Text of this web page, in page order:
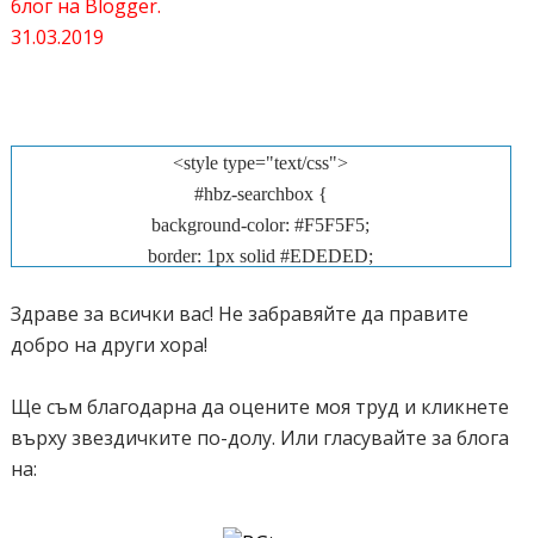
блог на Blogger.
31.03.2019
<style type="text/css">
#hbz-searchbox {
background-color: #F5F5F5;
border: 1px solid #EDEDED;
border-radius: 10px;
margin: 10px auto;
max-width: 288px;
}
Здраве за всички вас! Не забравяйте да правите
добро на други хора!
Ще съм благодарна да оцените моя труд и кликнете
върху звездичките по-долу. Или гласувайте за блога
на: